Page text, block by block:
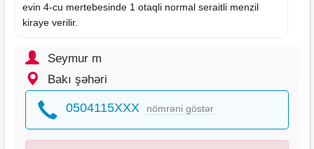
evin 4-cu mertebesinde 1 otaqli normal seraitli menzil
kiraye verilir.
Seymur m
Bakı şəhəri
0504115XXX nömrəni göstər